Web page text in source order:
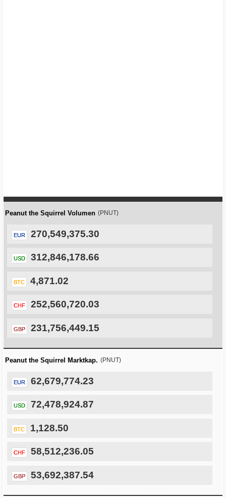
Peanut the Squirrel Volumen (PNUT)
EUR 270,549,375.30
USD 312,846,178.66
BTC 4,871.02
CHF 252,560,720.03
GBP 231,756,449.15
Peanut the Squirrel Marktkap. (PNUT)
EUR 62,679,774.23
USD 72,478,924.87
BTC 1,128.50
CHF 58,512,236.05
GBP 53,692,387.54